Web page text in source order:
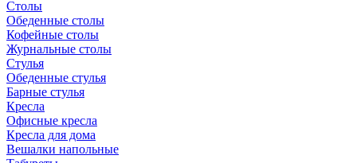
Столы
Обеденные столы
Кофейные столы
Журнальные столы
Стулья
Обеденные стулья
Барные стулья
Кресла
Офисные кресла
Кресла для дома
Вешалки напольные